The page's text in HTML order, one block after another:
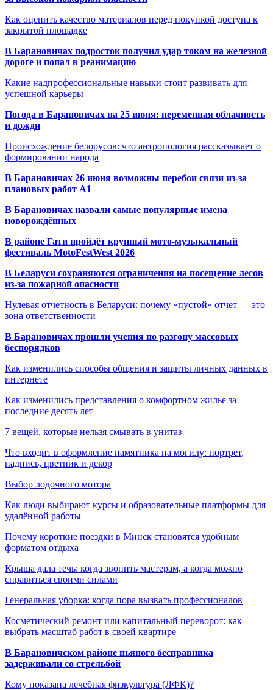
Как оценить качество материалов перед покупкой доступа к
закрытой площадке
В Барановичах подросток получил удар током на железной
дороге и попал в реанимацию
Какие надпрофессиональные навыки стоит развивать для
успешной карьеры
Погода в Барановичах на 25 июня: переменная облачность
и дожди
Происхождение белорусов: что антропология рассказывает о
формировании народа
В Барановичах 26 июня возможны перебои связи из-за
плановых работ A1
В Барановичах назвали самые популярные имена
новорождённых
В районе Гати пройдёт крупный мото-музыкальный
фестиваль MotoFestWest 2026
В Беларуси сохраняются ограничения на посещение лесов
из-за пожарной опасности
Нулевая отчетность в Беларуси: почему «пустой» отчет — это
зона ответственности
В Барановичах прошли учения по разгону массовых
беспорядков
Как изменились способы общения и защиты личных данных в
интернете
Как изменились представления о комфортном жилье за
последние десять лет
7 вещей, которые нельзя смывать в унитаз
Что входит в оформление памятника на могилу: портрет,
надпись, цветник и декор
Выбор лодочного мотора
Как люди выбирают курсы и образовательные платформы для
удалённой работы
Почему короткие поездки в Минск становятся удобным
форматом отдыха
Крыша дала течь: когда звонить мастерам, а когда можно
справиться своими силами
Генеральная уборка: когда пора вызвать профессионалов
Косметический ремонт или капитальный переворот: как
выбрать масштаб работ в своей квартире
В Барановичском районе пьяного бесправника
задерживали со стрельбой
Кому показана лечебная физкультура (ЛФК)?